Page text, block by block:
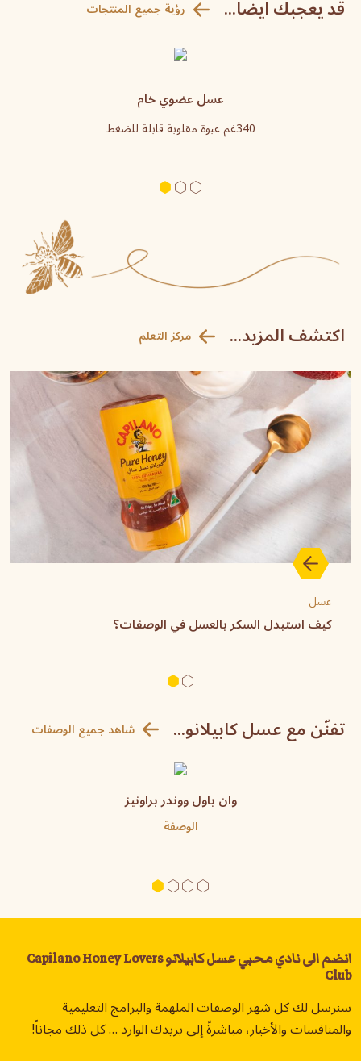
قد يعجبك ايضاً... رؤية جميع المنتجات
عسل عضوي خام
340غم عبوة مقلوبة قابلة للضغط
اكتشف المزيد... مركز التعلم
عسل
كيف استبدل السكر بالعسل في الوصفات؟
تفنّن مع عسل كابيلانو... شاهد جميع الوصفات
وان باول ووندر براونيز
الوصفة
انضم الى نادي محبي عسل كابيلانو Capilano Honey Lovers
Club
سنرسل لك كل شهر الوصفات الملهمة والبرامج التعليمية
والمنافسات والأخبار، مباشرةً إلى بريدك الوارد … كل ذلك مجاناً!